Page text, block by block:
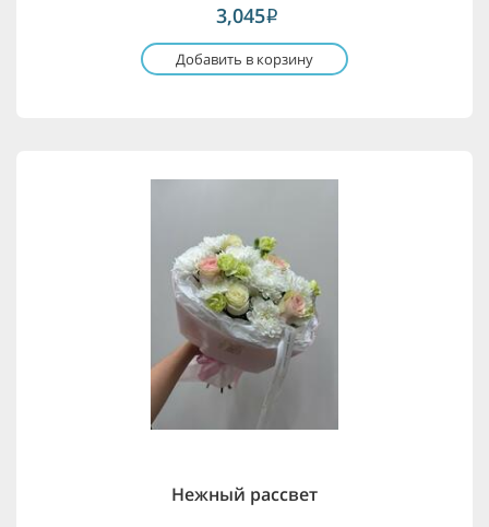
3,045i
Добавить в корзину
Нежный рассвет